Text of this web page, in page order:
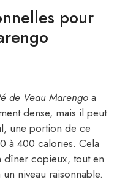
pour
de Veau Marengo a
dense, mais il peut
une portion de ce
à 400 calories. Cela
copieux, tout en
niveau raisonnable.